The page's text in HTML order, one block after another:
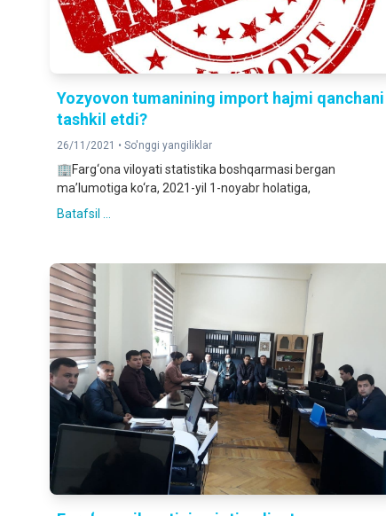
Yozyovon tumanining import hajmi qanchani
tashkil etdi?
26/11/2021 • So'nggi yangiliklar
🏢Farg‘ona viloyati statistika boshqarmasi bergan
ma’lumotiga ko‘ra, 2021-yil 1-noyabr holatiga,
Batafsil ...